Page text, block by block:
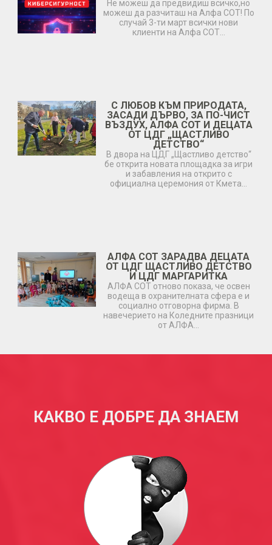
Не можеш да предвидиш всичко,но
можеш да разчиташ на Алфа СОТ! По
случай 3-ти март всички нови
клиенти на Алфа СОТ…
С ЛЮБОВ КЪМ ПРИРОДАТА,
ЗАСАДИ ДЪРВО, ЗА ПО-ЧИСТ
ВЪЗДУХ, АЛФА СОТ И ДЕЦАТА
ОТ ЦДГ „ЩАСТЛИВО
ДЕТСТВО“
В двора на ЦДГ „Щастливо детство“
бе открита новата площадка за игри
и забавления на открито с
официална церемония от Кмета…
АЛФА СОТ ЗАРАДВА ДЕЦАТА
ОТ ЦДГ ЩАСТЛИВО ДЕТСТВО
И ЦДГ МАРГАРИТКА
АЛФА СОТ отново показа, че освен
водеща в охранителната сфера е и
социално отговорна фирма. В
навечерието на Коледните празници
от АЛФА…
КАКВО Е ДОБРЕ ДА ЗНАЕМ